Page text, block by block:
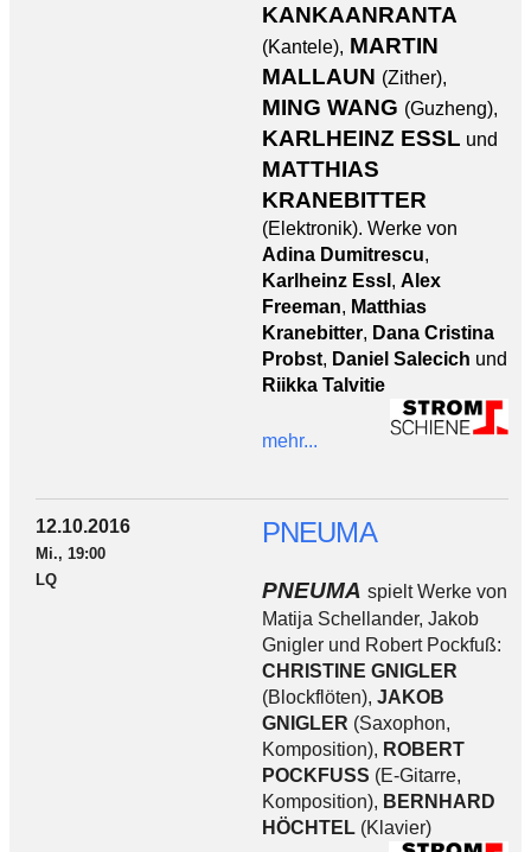
KANKAANRANTA
(Kantele), MARTIN
MALLAUN (Zither),
MING WANG (Guzheng),
KARLHEINZ ESSL und
MATTHIAS
KRANEBITTER
(Elektronik). Werke von
Adina Dumitrescu,
Karlheinz Essl , Alex
Freeman, Matthias
Kranebitter, Dana Cristina
Probst, Daniel Salecich und
Riikka Talvitie
mehr...
12.10.2016
Mi., 19:00
LQ
PNEUMA
PNEUMA spielt Werke von
Matija Schellander, Jakob
Gnigler und Robert Pockfuß:
CHRISTINE GNIGLER
(Blockflöten), JAKOB
GNIGLER (Saxophon,
Komposition), ROBERT
POCKFUSS (E-Gitarre,
Komposition), BERNHARD
HÖCHTEL(Klavier)